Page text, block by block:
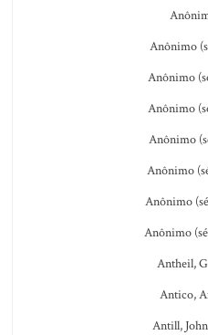
Anônimo
Anônimo
Anônimo
Anônimo
Anônimo
Anônimo
Anônimo
Antheil,
Antico,
Antill,